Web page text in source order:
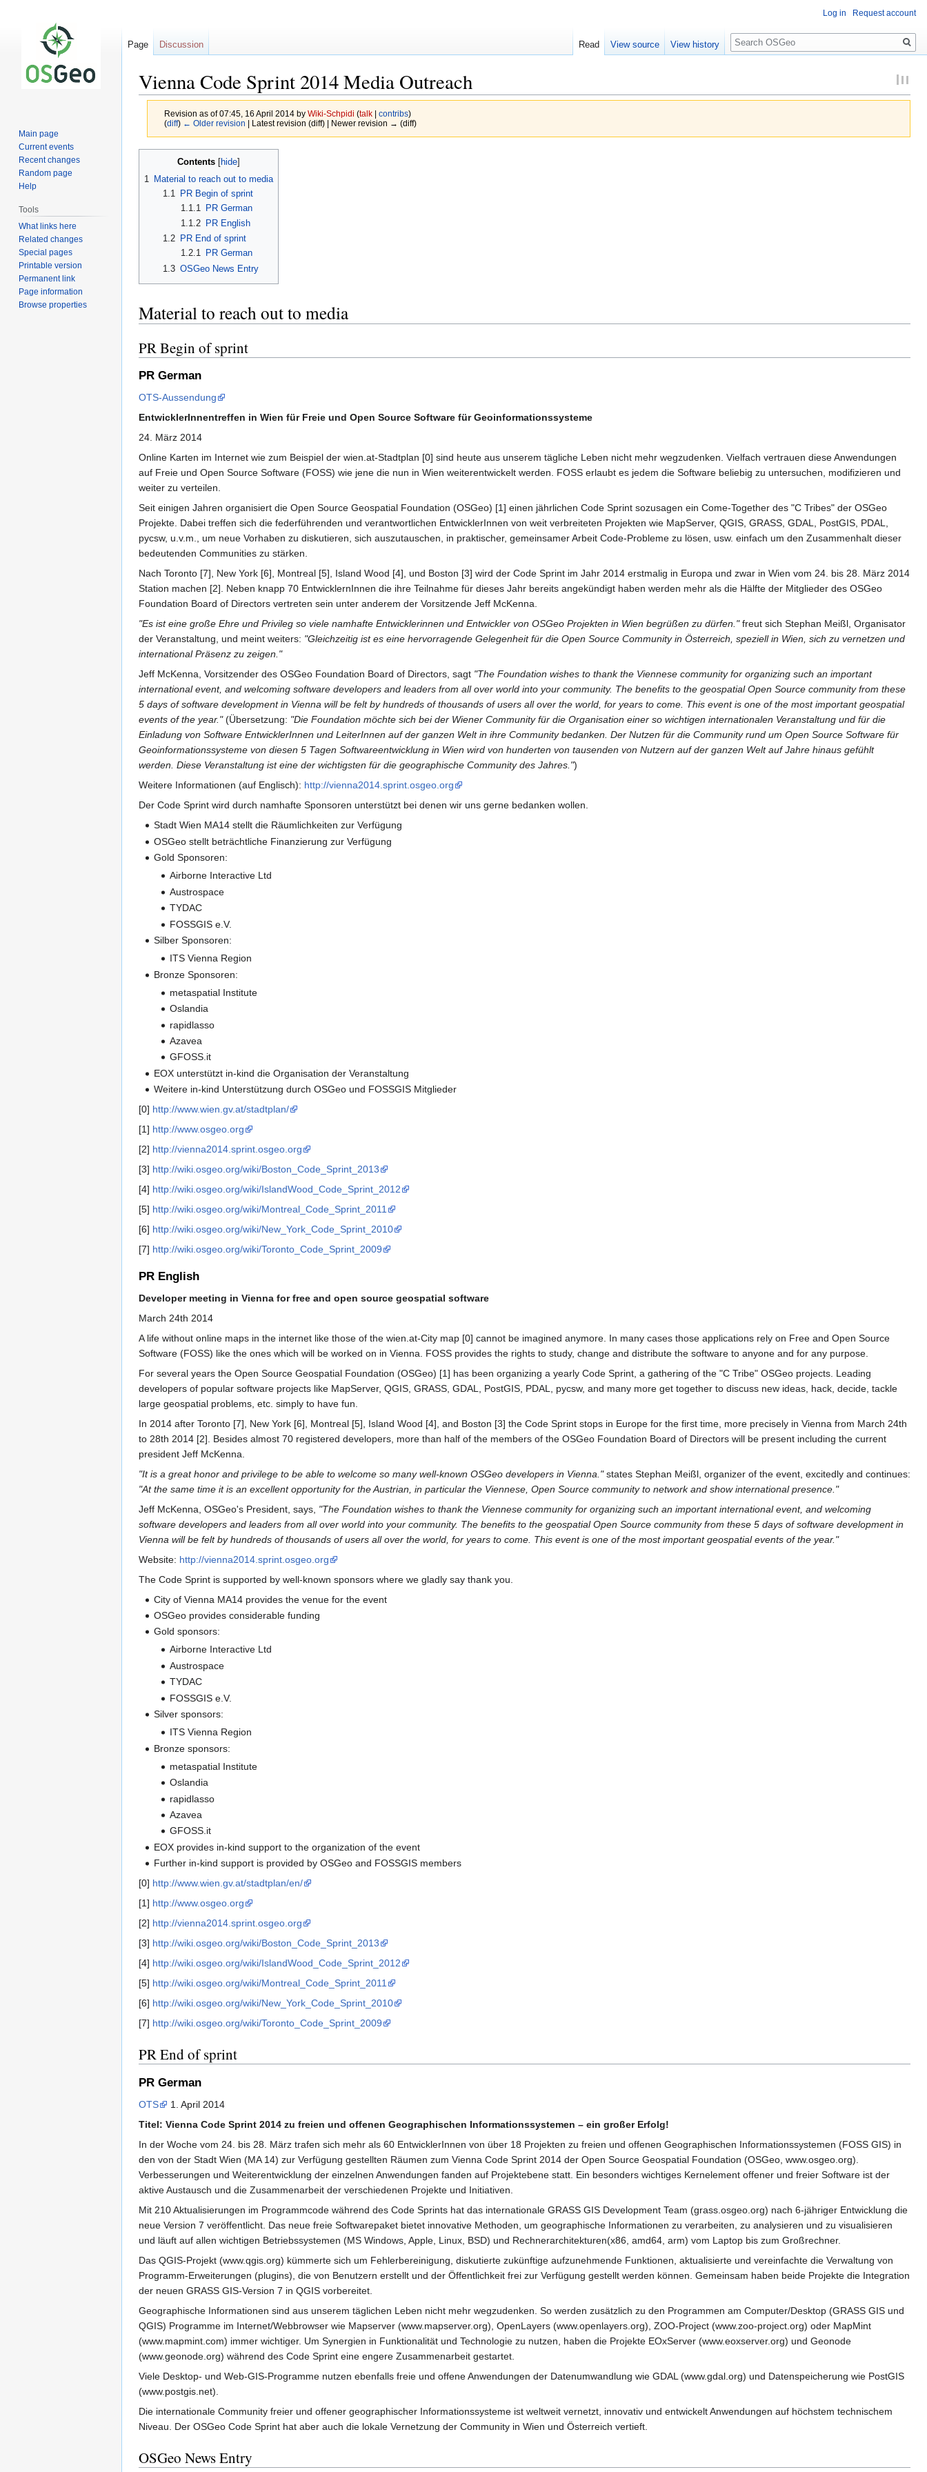
Vienna Code Sprint 2014 Media Outreach
Revision as of 07:45, 16 April 2014 by Wiki-Schpidi (talk| contribs)
(diff) ← Older revision | Latest revision (diff) | Newer revision → (diff)
Contents
1
Material to reach out to media
1.1
PR Begin of sprint
1.1.1
PR German
1.1.2 PR English
1.2
PR End of sprint
1.2.1 PR German
1.3 OSGeo News Entry
Material to reach out to media
PR Begin of sprint
PR German
OTS-Aussendung
EntwicklerInnentreffen in Wien für Freie und Open Source Software für Geoinformationssysteme
24. März 2014
Online Karten im Internet wie zum Beispiel der wien.at-Stadtplan [0] sind heute aus unserem tägliche Leben nicht mehr wegzudenken. Vielfach vertrauen diese Anwendungen
auf Freie und Open Source Software (FOSS) wie jene die nun in Wien weiterentwickelt werden. FOSS erlaubt es jedem die Software beliebig zu untersuchen, modifizieren und
weiter zu verteilen.
Seit einigen Jahren organisiert die Open Source Geospatial Foundation (OSGeo) [1] einen jährlichen Code Sprint sozusagen ein Come-Together des "C Tribes" der OSGeo
Projekte. Dabei treffen sich die federführenden und verantwortlichen EntwicklerInnen von weit verbreiteten Projekten wie MapServer, QGIS, GRASS, GDAL, PostGIS, PDAL,
pycsw, u.v.m., um neue Vorhaben zu diskutieren, sich auszutauschen, in praktischer, gemeinsamer Arbeit Code-Probleme zu lösen, usw. einfach um den Zusammenhalt dieser
bedeutenden Communities zu stärken.
Nach Toronto [7], New York [6], Montreal [5], Island Wood [4], und Boston [3] wird der Code Sprint im Jahr 2014 erstmalig in Europa und zwar in Wien vom 24. bis 28. März 2014
Station machen [2]. Neben knapp 70 EntwicklernInnen die ihre Teilnahme für dieses Jahr bereits angekündigt haben werden mehr als die Hälfte der Mitglieder des OSGeo
Foundation Board of Directors vertreten sein unter anderem der Vorsitzende Jeff McKenna.
"Es ist eine große Ehre und Privileg so viele namhafte Entwicklerinnen und Entwickler von OSGeo Projekten in Wien begrüßen zu dürfen."freut sich Stephan Meißl, Organisator
der Veranstaltung, und meint weiters: "Gleichzeitig ist es eine hervorragende Gelegenheit für die Open Source Community in Österreich, speziell in Wien, sich zu vernetzen und
international Präsenz zu zeigen."
Jeff McKenna, Vorsitzender des OSGeo Foundation Board of Directors, sagt "The Foundation wishes to thank the Viennese community for organizing such an important
international event, and welcoming software developers and leaders from all over world into your community. The benefits to the geospatial Open Source community from these
5 days of software development in Vienna will be felt by hundreds of thousands of users all over the world, for years to come. This event is one of the most important geospatial
events of the year."(Übersetzung: "Die Foundation möchte sich bei der Wiener Community für die Organisation einer so wichtigen internationalen Veranstaltung und für die
Einladung von Software EntwicklerInnen und LeiterInnen auf der ganzen Welt in ihre Community bedanken. Der Nutzen für die Community rund um Open Source Software für
Geoinformationssysteme von diesen 5 Tagen Softwareentwicklung in Wien wird von hunderten von tausenden von Nutzern auf der ganzen Welt auf Jahre hinaus gefühlt
werden. Diese Veranstaltung ist eine der wichtigsten für die geographische Community des Jahres.")
Weitere Informationen (auf Englisch): http://vienna2014.sprint.osgeo.org
Der Code Sprint wird durch namhafte Sponsoren unterstützt bei denen wir uns gerne bedanken wollen.
Stadt Wien MA14 stellt die Räumlichkeiten zur Verfügung
OSGeo stellt beträchtliche Finanzierung zur Verfügung
Gold Sponsoren:
Airborne Interactive Ltd
Austrospace
TYDAC
FOSSGIS e.V.
Silber Sponsoren:
ITS Vienna Region
Bronze Sponsoren:
metaspatial Institute
Oslandia
rapidlasso
Azavea
GFOSS.it
EOX unterstützt in-kind die Organisation der Veranstaltung
Weitere in-kind Unterstützung durch OSGeo und FOSSGIS Mitglieder
[0] http://www.wien.gv.at/stadtplan/
[1] http://www.osgeo.org
[2] http://vienna2014.sprint.osgeo.org
[3] http://wiki.osgeo.org/wiki/Boston_Code_Sprint_2013
[4] http://wiki.osgeo.org/wiki/IslandWood_Code_Sprint_2012
[5] http://wiki.osgeo.org/wiki/Montreal_Code_Sprint_2011
[6] http://wiki.osgeo.org/wiki/New_York_Code_Sprint_2010
[7] http://wiki.osgeo.org/wiki/Toronto_Code_Sprint_2009
PR English
Developer meeting in Vienna for free and open source geospatial software
March 24th 2014
A life without online maps in the internet like those of the wien.at-City map [0] cannot be imagined anymore. In many cases those applications rely on Free and Open Source
Software (FOSS) like the ones which will be worked on in Vienna. FOSS provides the rights to study, change and distribute the software to anyone and for any purpose.
For several years the Open Source Geospatial Foundation (OSGeo) [1] has been organizing a yearly Code Sprint, a gathering of the "C Tribe" OSGeo projects. Leading
developers of popular software projects like MapServer, QGIS, GRASS, GDAL, PostGIS, PDAL, pycsw, and many more get together to discuss new ideas, hack, decide, tackle
large geospatial problems, etc. simply to have fun.
In 2014 after Toronto [7], New York [6], Montreal [5], Island Wood [4], and Boston [3] the Code Sprint stops in Europe for the first time, more precisely in Vienna from March 24th
to 28th 2014 [2]. Besides almost 70 registered developers, more than half of the members of the OSGeo Foundation Board of Directors will be present including the current
president Jeff McKenna.
"It is a great honor and privilege to be able to welcome so many well-known OSGeo developers in Vienna."states Stephan Meißl, organizer of the event, excitedly and continues:
"At the same time it is an excellent opportunity for the Austrian, in particular the Viennese, Open Source community to network and show international presence."
Jeff McKenna, OSGeo's President, says, "The Foundation wishes to thank the Viennese community for organizing such an important international event, and welcoming
software developers and leaders from all over world into your community. The benefits to the geospatial Open Source community from these 5 days of software development in
Vienna will be felt by hundreds of thousands of users all over the world, for years to come. This event is one of the most important geospatial events of the year."
Website: http://vienna2014.sprint.osgeo.org
The Code Sprint is supported by well-known sponsors where we gladly say thank you.
City of Vienna MA14 provides the venue for the event
OSGeo provides considerable funding
Gold sponsors:
Airborne Interactive Ltd
Austrospace
TYDAC
FOSSGIS e.V.
Silver sponsors:
ITS Vienna Region
Bronze sponsors:
metaspatial Institute
Oslandia
rapidlasso
Azavea
GFOSS.it
EOX provides in-kind support to the organization of the event
Further in-kind support is provided by OSGeo and FOSSGIS members
[0] http://www.wien.gv.at/stadtplan/en/
[1] http://www.osgeo.org
[2] http://vienna2014.sprint.osgeo.org
[3] http://wiki.osgeo.org/wiki/Boston_Code_Sprint_2013
[4] http://wiki.osgeo.org/wiki/IslandWood_Code_Sprint_2012
[5] http://wiki.osgeo.org/wiki/Montreal_Code_Sprint_2011
[6] http://wiki.osgeo.org/wiki/New_York_Code_Sprint_2010
[7] http://wiki.osgeo.org/wiki/Toronto_Code_Sprint_2009
PR End of sprint
PR German
OTS
1. April 2014
Titel: Vienna Code Sprint 2014 zu freien und offenen Geographischen Informationssystemen – ein großer Erfolg!
In der Woche vom 24. bis 28. März trafen sich mehr als 60 EntwicklerInnen von über 18 Projekten zu freien und offenen Geographischen Informationssystemen (FOSS GIS) in
den von der Stadt Wien (MA 14) zur Verfügung gestellten Räumen zum Vienna Code Sprint 2014 der Open Source Geospatial Foundation (OSGeo, www.osgeo.org).
Verbesserungen und Weiterentwicklung der einzelnen Anwendungen fanden auf Projektebene statt. Ein besonders wichtiges Kernelement offener und freier Software ist der
aktive Austausch und die Zusammenarbeit der verschiedenen Projekte und Initiativen.
Mit 210 Aktualisierungen im Programmcode während des Code Sprints hat das internationale GRASS GIS Development Team (grass.osgeo.org) nach 6-jähriger Entwicklung die
neue Version 7 veröffentlicht. Das neue freie Softwarepaket bietet innovative Methoden, um geographische Informationen zu verarbeiten, zu analysieren und zu visualisieren
und läuft auf allen wichtigen Betriebssystemen (MS Windows, Apple, Linux, BSD) und Rechnerarchitekturen(x86, amd64, arm) vom Laptop bis zum Großrechner.
Das QGIS-Projekt (www.qgis.org) kümmerte sich um Fehlerbereinigung, diskutierte zukünftige aufzunehmende Funktionen, aktualisierte und vereinfachte die Verwaltung von
Programm-Erweiterungen (plugins), die von Benutzern erstellt und der Öffentlichkeit frei zur Verfügung gestellt werden können. Gemeinsam haben beide Projekte die Integration
der neuen GRASS GIS-Version 7 in QGIS vorbereitet.
Geographische Informationen sind aus unserem täglichen Leben nicht mehr wegzudenken. So werden zusätzlich zu den Programmen am Computer/Desktop (GRASS GIS und
QGIS) Programme im Internet/Webbrowser wie Mapserver (www.mapserver.org), OpenLayers (www.openlayers.org), ZOO-Project (www.zoo-project.org) oder MapMint
(www.mapmint.com) immer wichtiger. Um Synergien in Funktionalität und Technologie zu nutzen, haben die Projekte EOxServer (www.eoxserver.org) und Geonode
(www.geonode.org) während des Code Sprint eine engere Zusammenarbeit gestartet.
Viele Desktop- und Web-GIS-Programme nutzen ebenfalls freie und offene Anwendungen der Datenumwandlung wie GDAL (www.gdal.org) und Datenspeicherung wie PostGIS
(www.postgis.net).
Die internationale Community freier und offener geographischer Informationssysteme ist weltweit vernetzt, innovativ und entwickelt Anwendungen auf höchstem technischem
Niveau. Der OSGeo Code Sprint hat aber auch die lokale Vernetzung der Community in Wien und Österreich vertieft.
OSGeo News Entry
Log in Request account
Page Discussion Read View source View history
Search
Main page
Current events
Recent changes
Random page
Help
Tools
What links here
Related changes
Special pages
Printable version
Permanent link
Page information
Browse properties